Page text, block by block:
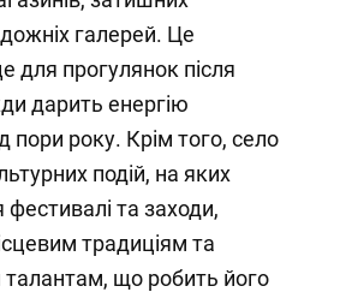
галерей. Це
для прогулянок після
дарить енергію
пори року. Крім того, село
подій, на яких
та заходи,
традиціям та
що робить його